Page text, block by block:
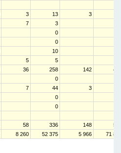
3 13 3
7 3
0
0
10
5 5
36 258 142
0
7 44 3
0
0
58 336 148
8 260 52 375 5 966 71